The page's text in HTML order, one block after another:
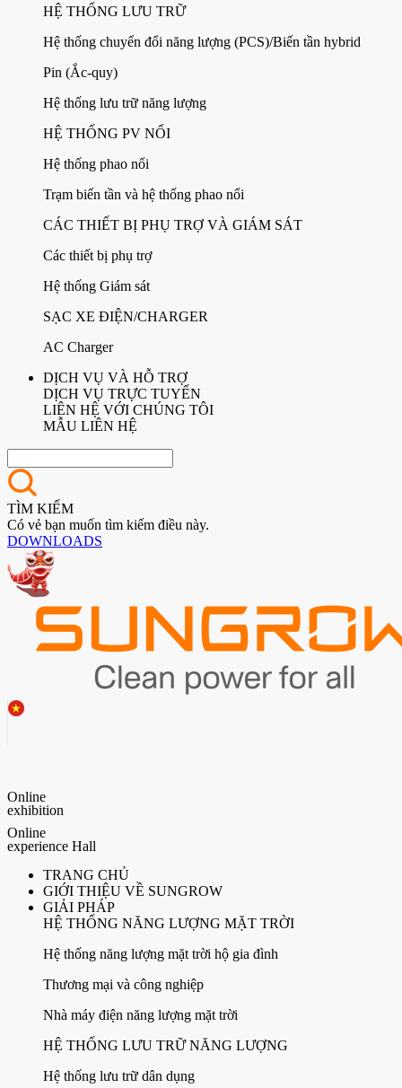
HỆ THỐNG LƯU TRỮ
Hệ thống chuyển đổi năng lượng (PCS)/Biến tần hybrid
Pin (Ắc-quy)
Hệ thống lưu trữ năng lượng
HỆ THỐNG PV NỔI
Hệ thống phao nổi
Trạm biến tần và hệ thống phao nổi
CÁC THIẾT BỊ PHỤ TRỢ VÀ GIÁM SÁT
Các thiết bị phụ trợ
Hệ thống Giám sát
SẠC XE ĐIỆN/CHARGER
AC Charger
DỊCH VỤ VÀ HỖ TRỢ
DỊCH VỤ TRỰC TUYẾN
LIÊN HỆ VỚI CHÚNG TÔI
MẪU LIÊN HỆ
TÌM KIẾM
Có vẻ bạn muốn tìm kiếm điều này.
DOWNLOADS
Online
exhibition
Online
experience Hall
TRANG CHỦ
GIỚI THIỆU VỀ SUNGROW
GIẢI PHÁP
HỆ THỐNG NĂNG LƯỢNG MẶT TRỜI
Hệ thống năng lượng mặt trời hộ gia đình
Thương mại và công nghiệp
Nhà máy điện năng lượng mặt trời
HỆ THỐNG LƯU TRỮ NĂNG LƯỢNG
Hệ thống lưu trữ dân dụng